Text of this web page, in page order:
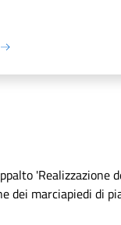
'Realizzazione
dei marciapiedi di